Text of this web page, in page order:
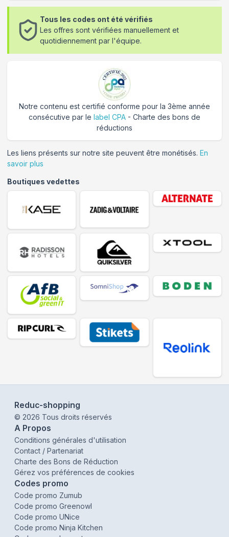
Tous les codes ont été vérifiés
Les offres sont vérifiées manuellement et
quotidiennement par l'équipe.
Notre contenu est certifié conforme pour la 3ème année
consécutive par le label CPA - Charte des bons de
réductions
Les liens présents sur notre site peuvent être monétisés. En
savoir plus
Boutiques vedettes
Reduc-shopping
© 2026 Tous droits réservés
A Propos
Conditions générales d'utilisation
Contact / Partenariat
Charte des Bons de Réduction
Gérez vos préférences de cookies
Codes promo
Code promo Zumub
Code promo Greenowl
Code promo UNice
Code promo Ninja Kitchen